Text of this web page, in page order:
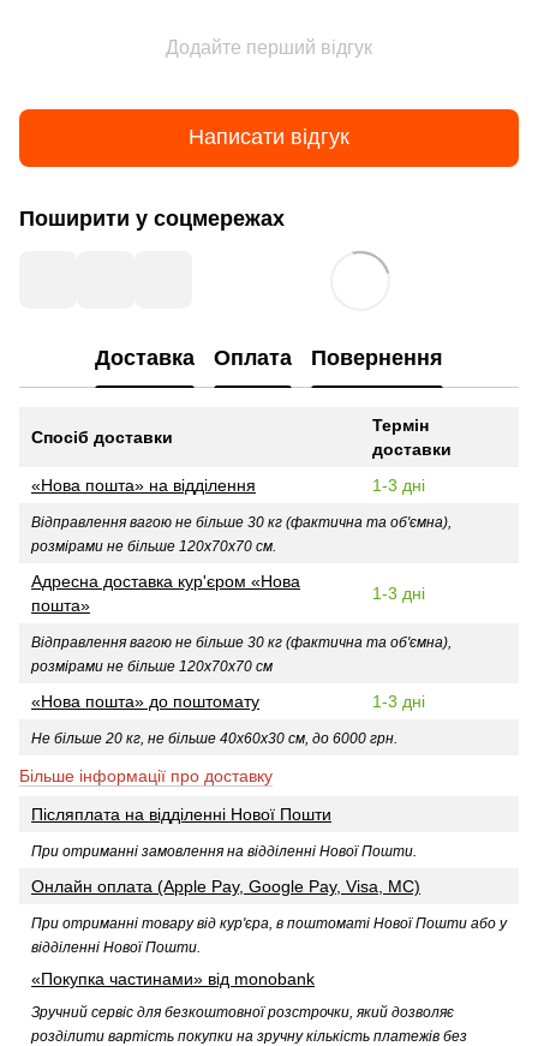
Додайте перший відгук
Написати відгук
Поширити у соцмережах
Доставка Оплата Повернення
Спосіб доставки
Термін
доставки
«Нова пошта» на відділення
1-3 дні
Відправлення вагою не більше 30 кг (фактична та об'ємна),
розмірами не більше 120х70х70 см.
Адресна доставка кур'єром «Нова
пошта»
1-3 дні
Відправлення вагою не більше 30 кг (фактична та об'ємна),
розмірами не більше 120х70х70 см
«Нова пошта» до поштомату 1-3 дні
Не більше 20 кг, не більше 40х60х30 см, до 6000 грн.
Більше інформації про доставку
Післяплата на відділенні Нової Пошти
При отриманні замовлення на відділенні Нової Пошти.
Онлайн оплата (Apple Pay, Google Pay, Visa, MC)
При отриманні товару від кур'єра, в поштоматі Нової Пошти або у
відділенні Нової Пошти
«Покупка частинами» від monobank
Зручний сервіс для безкоштовної розстрочки, який дозволяє
розділити вартість покупки на зручну кількість платежів без